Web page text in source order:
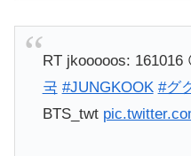
RT jkooooos: 161016
국 #JUNGKOOK #グ
BTS_twt